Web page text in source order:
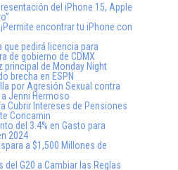
del iPhone 15, Apple
encontrar tu iPhone con
que pedirá licencia para
de gobierno de CDMX
principal de Monday Night
brecha en ESPN
por Agresión Sexual contra
a Jenni Hermoso
Cubrir Intereses de Pensiones
Concamin
del 3.4% en Gasto para
2024
a $1,500 Millones de
del G20 a Cambiar las Reglas